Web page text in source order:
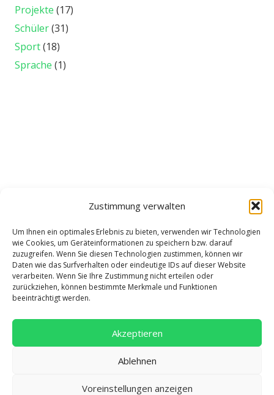
Zustimmung verwalten
Um Ihnen ein optimales Erlebnis zu bieten, verwenden wir Technologien
wie Cookies, um Geräteinformationen zu speichern bzw. darauf
zuzugreifen. Wenn Sie diesen Technologien zustimmen, können wir
Daten wie das Surfverhalten oder eindeutige IDs auf dieser Website
verarbeiten. Wenn Sie Ihre Zustimmung nicht erteilen oder
zurückziehen, können bestimmte Merkmale und Funktionen
beeinträchtigt werden.
Akzeptieren
Ablehnen
Voreinstellungen anzeigen
Projekte (17)
Schüler(31)
Sport(18)
Sprache (1)